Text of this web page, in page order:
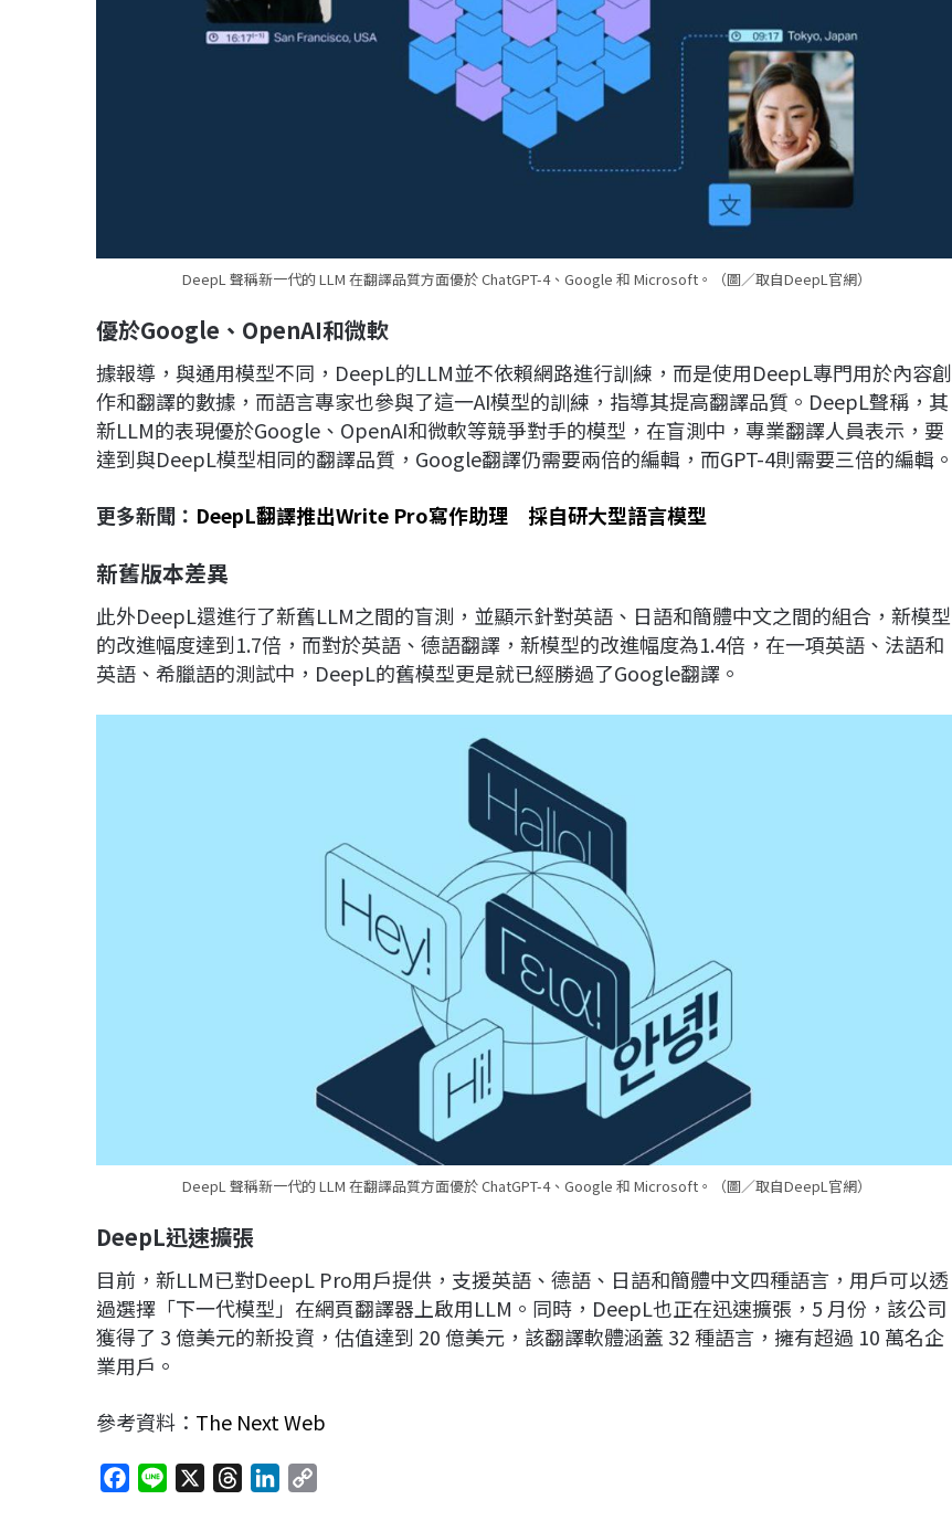
DeepL 聲稱新一代的 LLM 在翻譯品質方面優於 ChatGPT-4、Google 和 Microsoft。（圖／取自DeepL官網）
優於Google 、 OpenAI和微軟
據報導，與通用模型不同，DeepL的LLM並不依賴網路進行訓練，而是使用DeepL專門用於內容創
作和翻譯的數據，而語言專家也參與了這一AI模型的訓練，指導其提高翻譯品質。DeepL聲稱，其
新LLM的表現優於Google、OpenAI和微軟等競爭對手的模型，在盲測中，專業翻譯人員表示，要
達到與DeepL模型相同的翻譯品質，Google翻譯仍需要兩倍的編輯，而GPT-4則需要三倍的編輯。
更多新聞： DeepL翻譯推出Write Pro寫作助理 採自研大型語言模型
新舊版本差異
此外DeepL還進行了新舊LLM之間的盲測，並顯示針對英語、日語和簡體中文之間的組合，新模型
的改進幅度達到1.7倍，而對於英語、德語翻譯，新模型的改進幅度為1.4倍，在一項英語、法語和
英語、希臘語的測試中，DeepL的舊模型更是就已經勝過了Google翻譯。
DeepL 聲稱新一代的 LLM 在翻譯品質方面優於 ChatGPT-4、Google 和 Microsoft。（圖／取自DeepL官網）
DeepL迅速擴張
目前，新LLM已對DeepL Pro用戶提供，支援英語、德語、日語和簡體中文四種語言，用戶可以透
過選擇「下一代模型」在網頁翻譯器上啟用LLM。同時，DeepL也正在迅速擴張，5 月份，該公司
獲得了 3 億美元的新投資，估值達到 20 億美元，該翻譯軟體涵蓋 32 種語言，擁有超過 10 萬名企
業用戶。
參考資料： The Next Web